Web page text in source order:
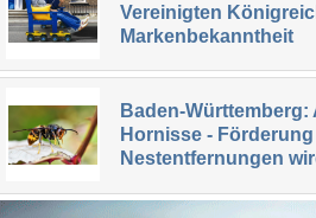
Vereinigten
Markenbekanntheit
Baden-Württemberg:
Hornisse -
Nestentfernungen